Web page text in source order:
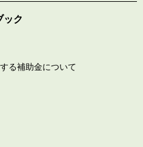
ック
る補助金について